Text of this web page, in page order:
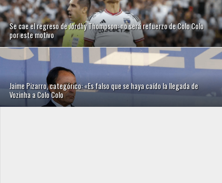
Se cae el regreso de Jordhy Thompson: no será refuerzo de Colo Colo
por este motivo
Jaime Pizarro, categórico: «Es falso que se haya caído la llegada de
Vozinha a Colo Colo